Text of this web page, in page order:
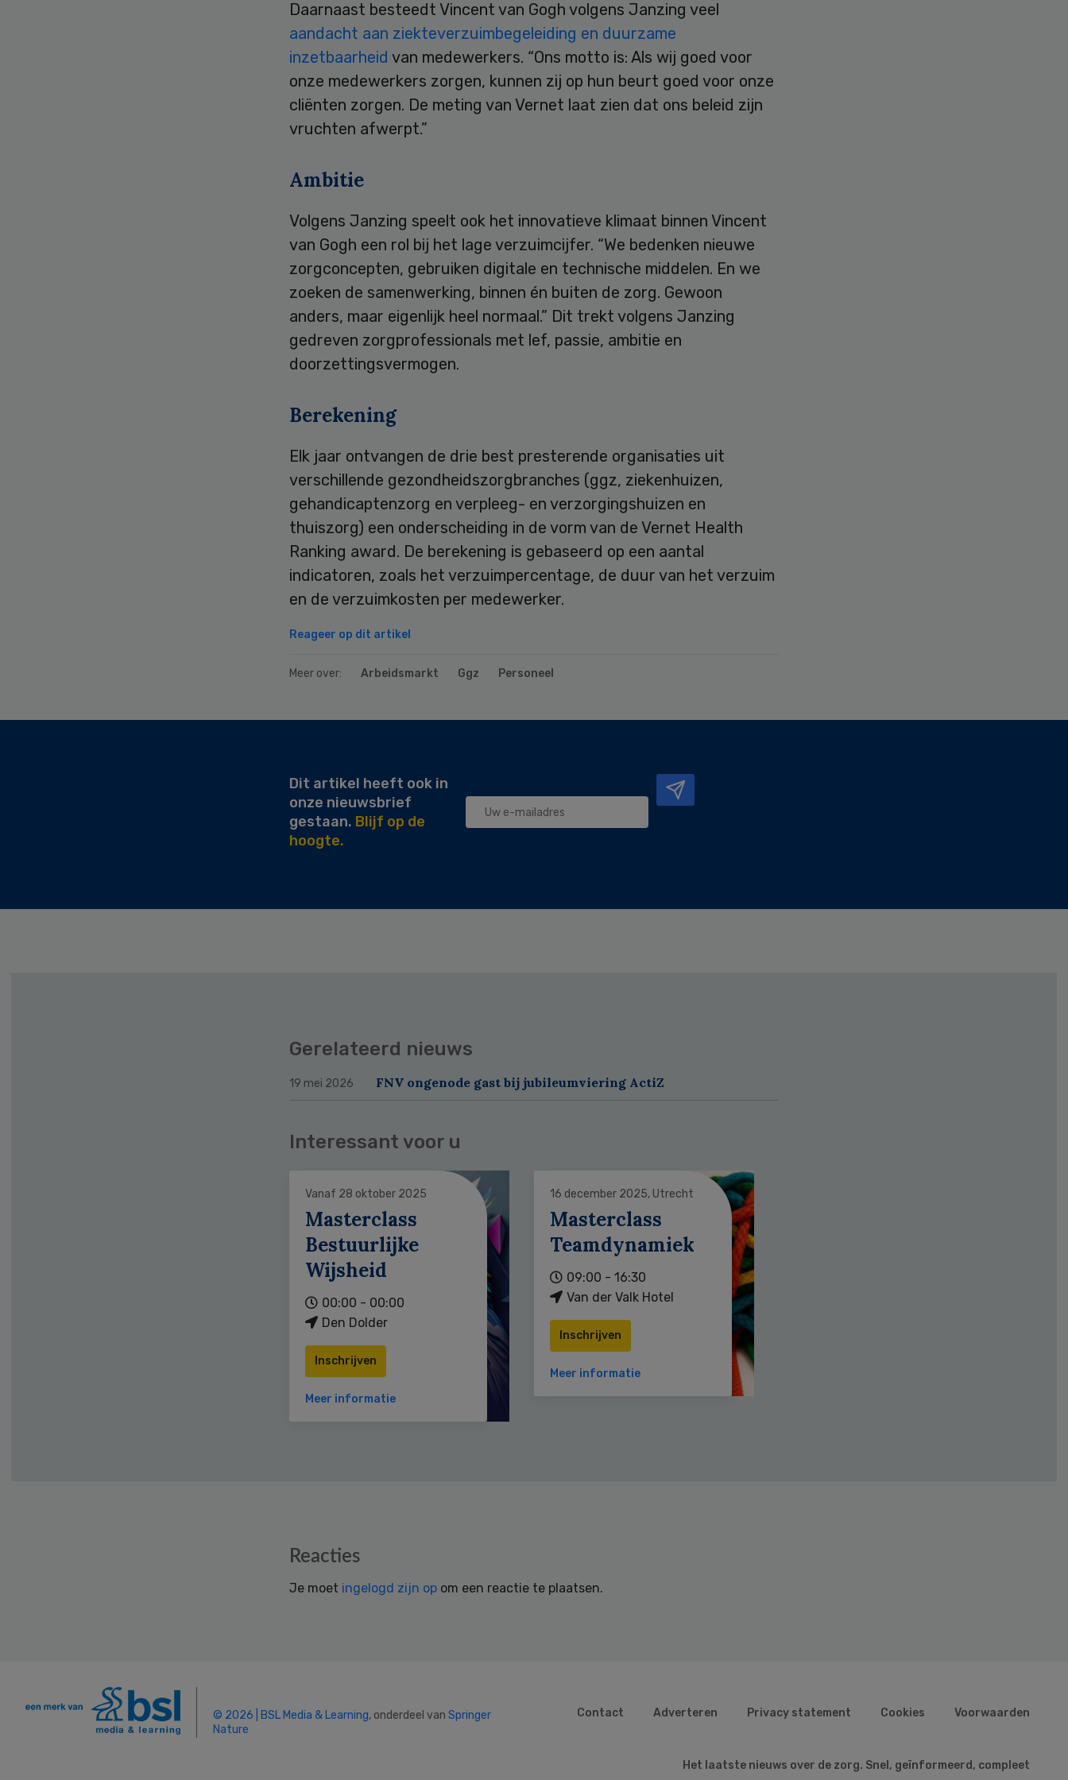
Daarnaast besteedt Vincent van Gogh volgens Janzing veel
aandacht aan ziekteverzuimbegeleiding en duurzame
inzetbaarheid van medewerkers. “Ons motto is: Als wij goed voor
onze medewerkers zorgen, kunnen zij op hun beurt goed voor onze
cliënten zorgen. De meting van Vernet laat zien dat ons beleid zijn
vruchten afwerpt.”
Ambitie
Volgens Janzing speelt ook het innovatieve klimaat binnen Vincent
van Gogh een rol bij het lage verzuimcijfer. “We bedenken nieuwe
zorgconcepten, gebruiken digitale en technische middelen. En we
zoeken de samenwerking, binnen én buiten de zorg. Gewoon
anders, maar eigenlijk heel normaal.” Dit trekt volgens Janzing
gedreven zorgprofessionals met lef, passie, ambitie en
doorzettingsvermogen.
Berekening
Elk jaar ontvangen de drie best presterende organisaties uit
verschillende gezondheidszorgbranches (ggz, ziekenhuizen,
gehandicaptenzorg en verpleeg- en verzorgingshuizen en
thuiszorg) een onderscheiding in de vorm van de Vernet Health
Ranking award. De berekening is gebaseerd op een aantal
indicatoren, zoals het verzuimpercentage, de duur van het verzuim
en de verzuimkosten per medewerker.
Reageer op dit artikel
Meer over: Arbeidsmarkt Ggz Personeel
Dit artikel heeft ook in
onze nieuwsbrief
gestaan. Blijf op de
hoogte.
Gerelateerd nieuws
19 mei 2026 FNV ongenode gast bij jubileumviering ActiZ
Interessant voor u
Vanaf 28 oktober 2025
Masterclass
Bestuurlijke
Wijsheid
00:00 - 00:00
Den Dolder
Inschrijven
Meer informatie
16 december 2025, Utrecht
Masterclass
Teamdynamiek
09:00 - 16:30
Van der Valk Hotel
Inschrijven
Meer informatie
Reacties
Je moet ingelogd zijn op om een reactie te plaatsen.
© 2026 | BSL Media & Learning, onderdeel van Springer
Nature
Contact Adverteren Privacy statement Cookies Voorwaarden
Het laatste nieuws over de zorg. Snel, geïnformeerd, compleet